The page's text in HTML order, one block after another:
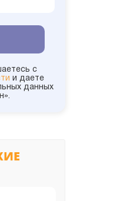
с
и даете
данных